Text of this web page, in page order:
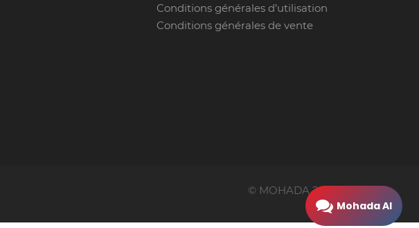
Conditions générales d’utilisation
Conditions générales de vente
© MOHADA2026
Mohada AI